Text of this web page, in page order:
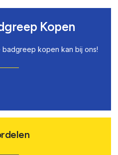
Kopen
kopen kan bij ons!